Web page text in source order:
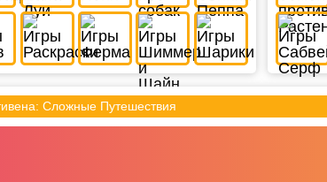
Сложные Путешествия